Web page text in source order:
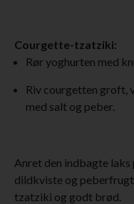
Courgette-tzatziki:
Rør yoghurten med
Riv courgetten groft,
med salt og peber.
Anret den indbagte laks
dildkviste og peberfrugt
tzatziki og godt brød.